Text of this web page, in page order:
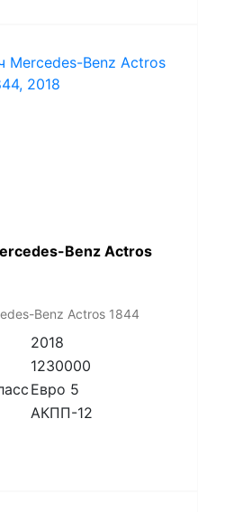
Benz Actros
Benz Actros 1844
2018
1230000
Евро 5
АКПП-12